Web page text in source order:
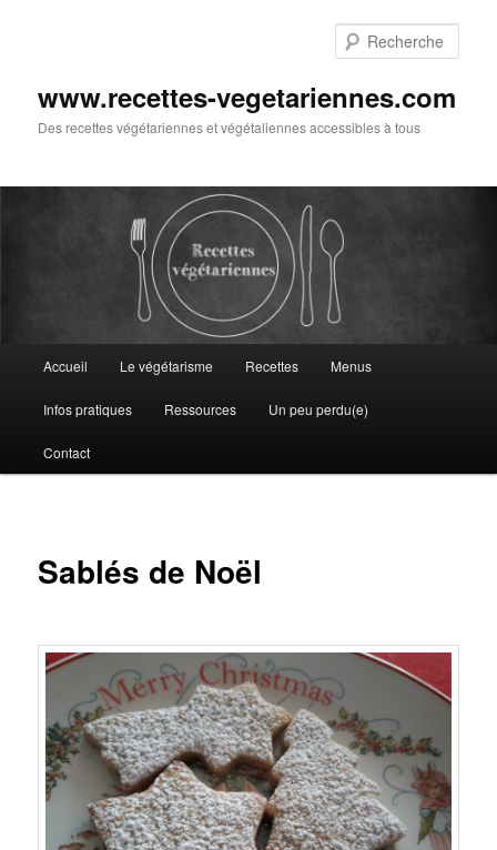
www.recettes-vegetariennes.com
Des recettes végétariennes et végétaliennes accessibles à tous
Accueil Le végétarisme Recettes Menus
Infos pratiques Ressources Un peu perdu(e)
Contact
Sablés de Noël